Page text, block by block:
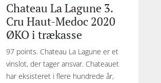
Chateau La Lagune 3.
Cru Haut-Medoc 2020
ØKO i trækasse
97 points. Chateau La Lagune er et
vinslot, der tager ansvar. Chateauet
har eksisteret i flere hundrede år,